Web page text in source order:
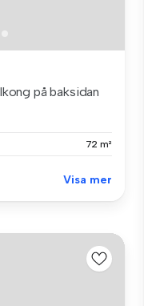
på baksidan
72 m²
Visa mer